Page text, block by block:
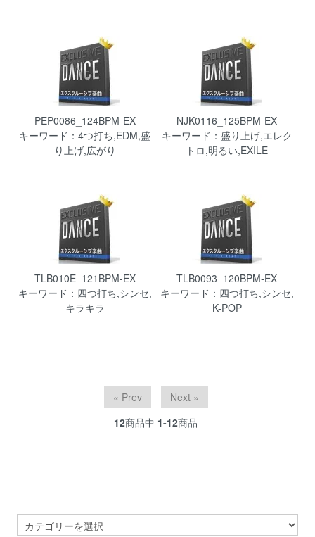
PEP0086_124BPM-EX
キーワード：4つ打ち,EDM,盛
り上げ,広がり
NJK0116_125BPM-EX
キーワード：盛り上げ,エレク
トロ,明るい,EXILE
TLB010E_121BPM-EX
キーワード：四つ打ち,シンセ,
キラキラ
TLB0093_120BPM-EX
キーワード：四つ打ち,シンセ,
K-POP
« Prev
Next »
12商品中 1-12商品